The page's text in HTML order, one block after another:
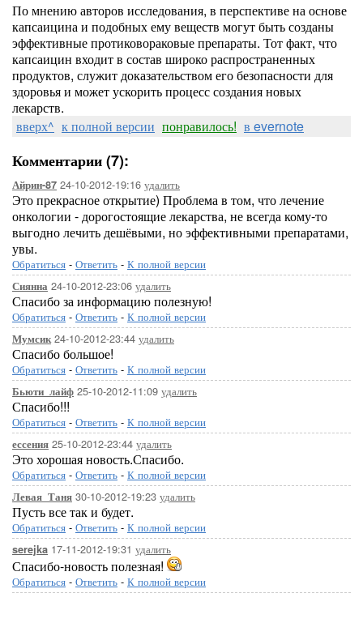
По мнению авторов исследования, в перспективе на основе
капсаицина и подобных ему веществ могут быть созданы
эффективные протиковораковые препараты. Тот факт, что
капсаицин входит в состав широко распространенных
продуктов, служит доказательством его безопасности для
здоровья и может ускорить процесс создания новых
лекарств.
вверх^ к полной версии понравилось! в evernote
Комментарии (7):
Айрин-87 24-10-2012-19:16 удалить
Это прекрасное открытие) Проблема в том, что лечение
онкологии - дорогостоящие лекарства, не всегда кому-то
выгодно лечить дешёвыми, но эффективными препаратами,
увы.
Обратиться - Ответить - К полной версии
Сиянна 24-10-2012-23:06 удалить
Спасибо за информацию полезную!
Обратиться - Ответить - К полной версии
Мумсик24-10-2012-23:44 удалить
Спасибо большое!
Обратиться - Ответить - К полной версии
Бьюти_лайф 25-10-2012-11:09 удалить
Спасибо!!!
Обратиться - Ответить - К полной версии
ессения 25-10-2012-23:44 удалить
Это хорошая новость.Спасибо.
Обратиться - Ответить - К полной версии
Левая_Таня 30-10-2012-19:23 удалить
Пусть все так и будет.
Обратиться - Ответить - К полной версии
serejka 17-11-2012-19:31 удалить
Спасибо-новость полезная!
Обратиться - Ответить - К полной версии